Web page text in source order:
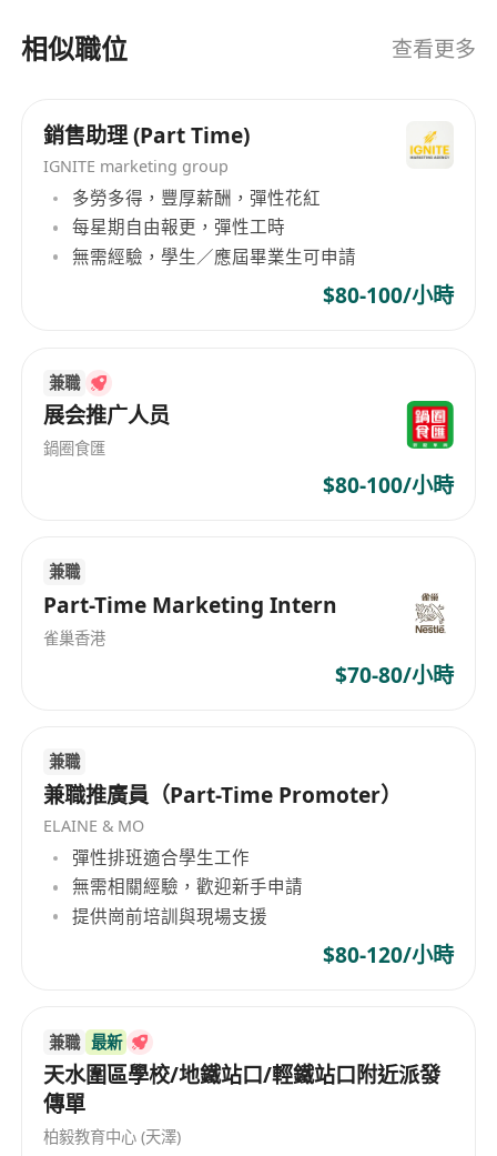
2. 每天工作約7至9小時
4. 表現優秀者將獲嘉許狀
福 利：包午餐/晚餐、員工購物優惠
入職要求：1. 正修讀幼兒教育/小學教育課程,操流
利廣東話、口齒伶俐及主動
2. 曾經參予展銷工作、工作時間內不玩手
職前培訓：2025年7月11日(星期五)10:00-16:00
1. 必需出席
2. 免費提供午膳
3. 完成培訓後返足8日者,將獲交通準貼$100
相似職位 查看更多
銷售助理 (Part Time)
IGNITE marketing group
多勞多得，豐厚薪酬，彈性花紅
每星期自由報更，彈性工時
無需經驗，學生／應屆畢業生可申請
$80-100/小時
兼職
展会推广人员
鍋圈食匯
$80-100/小時
兼職
Part-Time Marketing Intern
雀巢香港
$70-80/小時
兼職
兼職推廣員（Part-Time Promoter）
ELAINE & MO
彈性排班適合學生工作
無需相關經驗，歡迎新手申請
提供崗前培訓與現場支援
$80-120/小時
兼職 最新
天水圍區學校/地鐵站口/輕鐵站口附近派發
傳單
柏毅教育中心 (天澤)